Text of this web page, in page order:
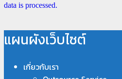
data is processed.
แผนผังเว็บไซต์
เกี่ยวกับเรา